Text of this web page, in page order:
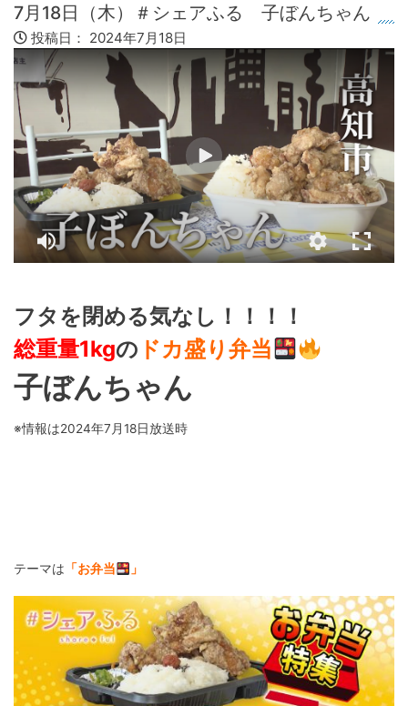
7月18日（木）＃シェアふる 子ぼんちゃん
投稿日： 2024年7月18日
フタを閉める気なし！！！！
総重量1kgの ドカ盛り弁当
子ぼんちゃん
※情報は2024年7月18日放送時
テーマは 「お弁当 」